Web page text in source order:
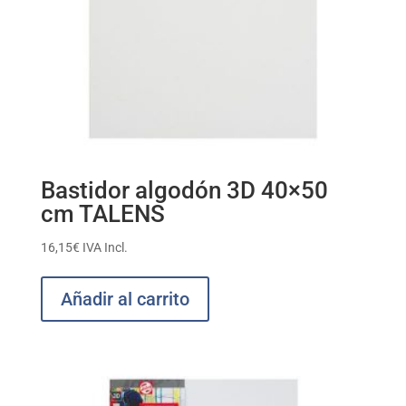
Bastidor algodón 3D 40×50
cm TALENS
16,15€ IVA Incl.
Añadir al carrito